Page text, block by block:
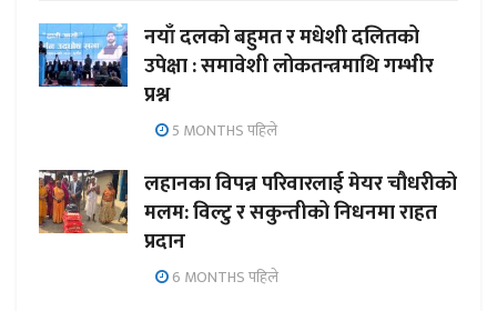
नयाँ दलको बहुमत र मधेशी दलितको
उपेक्षा : समावेशी लोकतन्त्रमाथि गम्भीर
प्रश्न
5 MONTHS पहिले
लहानका विपन्न परिवारलाई मेयर चौधरीको
मलम: विल्टु र सकुन्तीको निधनमा राहत
प्रदान
6 MONTHS पहिले